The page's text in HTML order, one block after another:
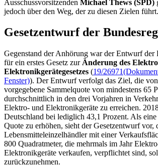
Ausschussvorsitzenden Michael Thews (SPD)
jedoch über den Weg, der zu diesen Zielen führt.
Gesetzentwurf der
Gegenstand der Anhörung war der Entwurf der
für ein erstes Gesetz zur Änderung des
Elektronikgerätegesetzes (19/26971
Fenster)). Der Entwurf verfolgt das Ziel, die
vorgegebene Sammelquote von mindestens 65
durchschnittlich in den drei Vorjahren in
Elektro- und Elektronikgeräte zu erreichen.
Deutschland bei lediglich 43,1 Prozent. Als
Quote zu erhöhen, sieht der Gesetzentwurf vor,
Lebensmitteleinzelhändler mit einer
800 Quadratmeter, die mehrmals im Jahr
Elektronikgeräte verkaufen, verpflichtet sind,
zurückzunehmen.